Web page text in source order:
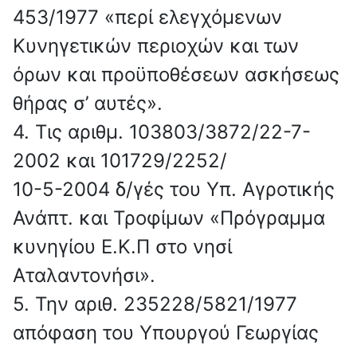
453/1977 «περί ελεγχόμενων
Κυνηγετικών περιοχών και των
όρων και προϋποθέσεων ασκήσεως
θήρας σ’ αυτές».
4. Τις αριθμ. 103803/3872/22-7-
2002 και 101729/2252/
10-5-2004 δ/γές του Υπ. Αγροτικής
Ανάπτ. και Τροφίμων «Πρόγραμμα
κυνηγίου Ε.Κ.Π στο νησί
Αταλαντονήσι».
5. Την αριθ. 235228/5821/1977
απόφαση του Υπουργού Γεωργίας